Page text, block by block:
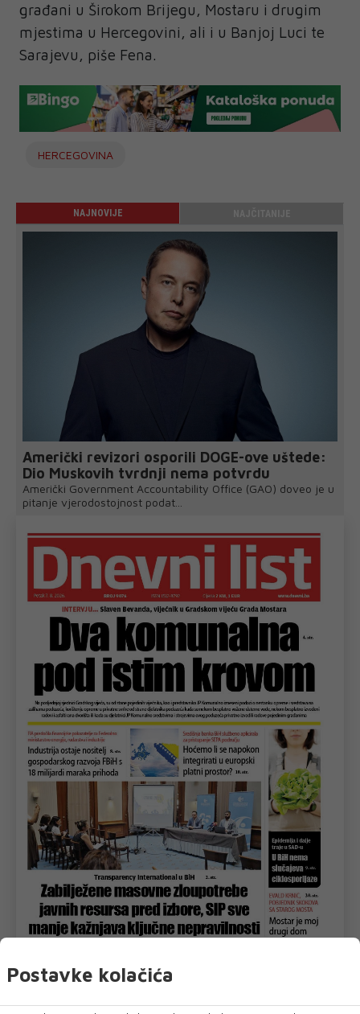
građani u Širokom Brijegu, Mostaru i drugim
mjestima u Hercegovini, ali i u Banjoj Luci te
Sarajevu, piše Fena.
HERCEGOVINA
NAJNOVIJE
Američki revizori osporili DOGE-ove uštede:
Dio Muskovih tvrdnji nema potvrdu
Američki Government Accountability Office (GAO) doveo je u
pitanje vjerodostojnost podat...
U novom broju pročitajte
Crna kronika
Postavke kolačića